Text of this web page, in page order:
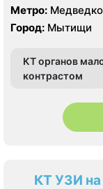
Метро:
Город: Мытищи
КТ органов
контрастом
КТ УЗИ на